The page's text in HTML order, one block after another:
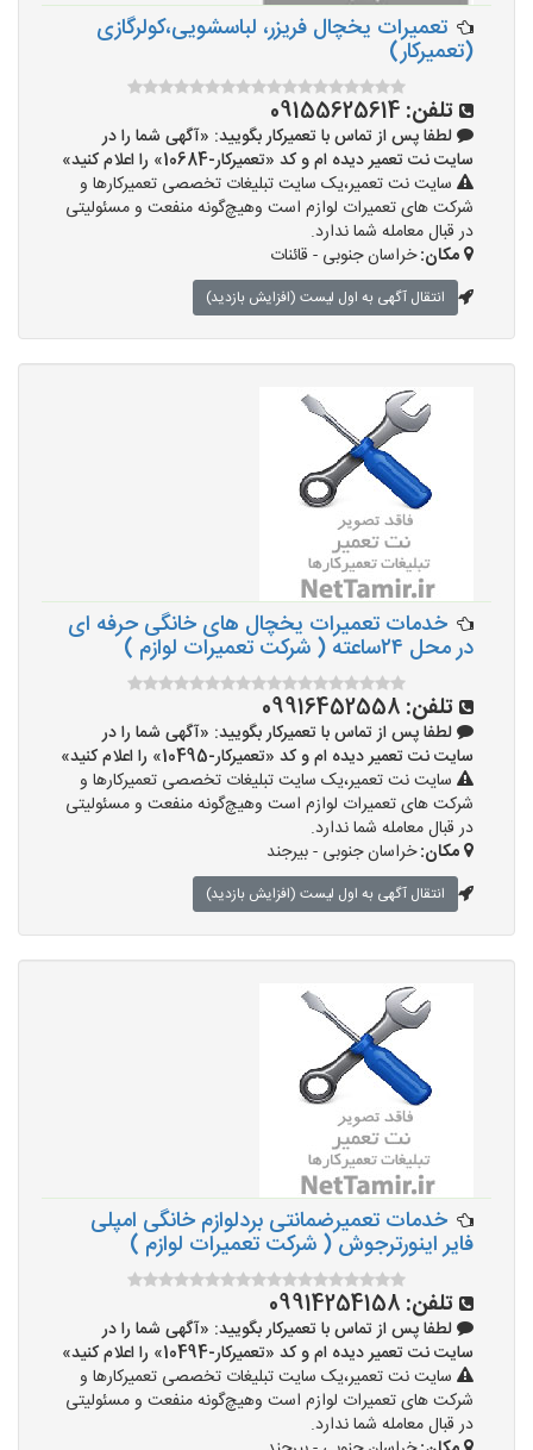
تعمیرات یخچال فریزر، لباسشویی،کولرگازی
(تعمیرکار)
تلفن: 09155625614
لطفا پس از تماس با تعمیرکار بگویید: «آگهی شما را در
سایت نت تعمیر دیده ام و کد «تعمیرکار-10684» را اعلام کنید»
سایت نت تعمیر،یک سایت تبلیغات تخصصی تعمیرکارها و
شرکت های تعمیرات لوازم است وهیچ‌گونه منفعت و مسئولیتی
در قبال معامله شما ندارد.
مکان:خراسان جنوبی - قائنات
انتقال آگهی به اول لیست (افزایش بازدید)
خدمات تعمیرات یخچال های خانگی حرفه ای
در محل ۲۴ساعته ( شرکت تعمیرات لوازم )
تلفن: 09916452558
لطفا پس از تماس با تعمیرکار بگویید: «آگهی شما را در
سایت نت تعمیر دیده ام و کد «تعمیرکار-10495» را اعلام کنید»
سایت نت تعمیر،یک سایت تبلیغات تخصصی تعمیرکارها و
شرکت های تعمیرات لوازم است وهیچ‌گونه منفعت و مسئولیتی
در قبال معامله شما ندارد.
مکان:خراسان جنوبی - بیرجند
انتقال آگهی به اول لیست (افزایش بازدید)
خدمات تعمیرضمانتی بردلوازم خانگی امپلی
فایر اینورترجوش ( شرکت تعمیرات لوازم )
تلفن: 09914254158
لطفا پس از تماس با تعمیرکار بگویید: «آگهی شما را در
سایت نت تعمیر دیده ام و کد «تعمیرکار-10494» را اعلام کنید»
سایت نت تعمیر،یک سایت تبلیغات تخصصی تعمیرکارها و
شرکت های تعمیرات لوازم است وهیچ‌گونه منفعت و مسئولیتی
در قبال معامله شما ندارد.